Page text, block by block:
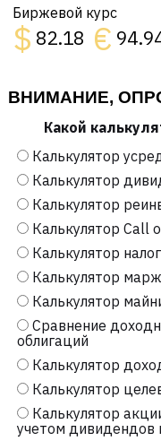
Биржевой курс
$ 82.18 €
ВНИМАНИЕ,
Какой
Калькулятор
Калькулятор
Калькулятор
Калькулятор Call
Калькулятор
Калькулятор
Калькулятор
Сравнение
облигаций
Калькулятор
Калькулятор
Калькулятор
учетом дивидендов